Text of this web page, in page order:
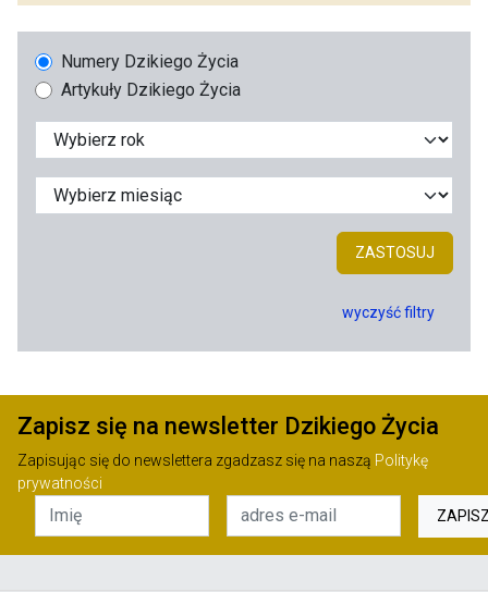
Numery Dzikiego Życia
Artykuły Dzikiego Życia
ZASTOSUJ
wyczyść filtry
Zapisz się na newsletter Dzikiego Życia
Zapisując się do newslettera zgadzasz się na naszą Politykę
prywatności